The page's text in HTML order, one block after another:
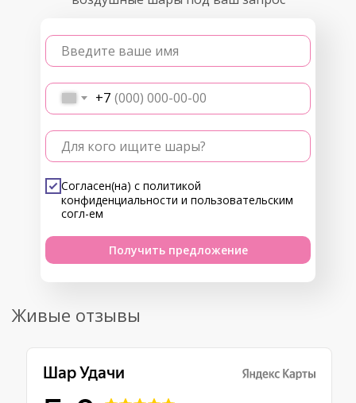
Введите ваше имя
+7
Для кого ищите шары?
Согласен(на) с политикой
конфиденциальности и пользовательским
согл-ем
Получить предложение
Живые отзывы